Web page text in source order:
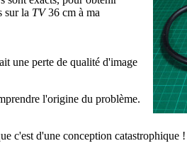
sur la TV36 cm à ma
une perte de qualité d'image
l'origine du problème.
c'est d'une conception catastrophique !